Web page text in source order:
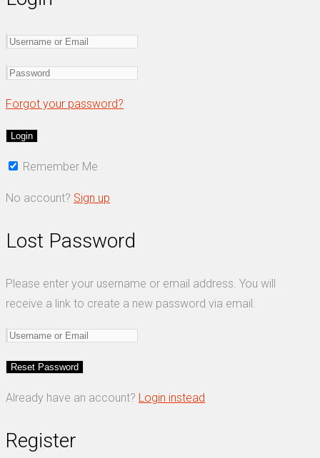
Forgot your password?
Remember Me
No account? Sign up
Lost Password
Please enter your username or email address. You will
receive a link to create a new password via email.
Already have an account? Login instead
Register